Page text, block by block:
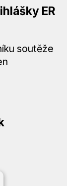
ER
soutěže